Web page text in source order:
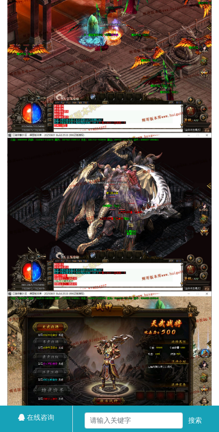
在线咨询 搜索